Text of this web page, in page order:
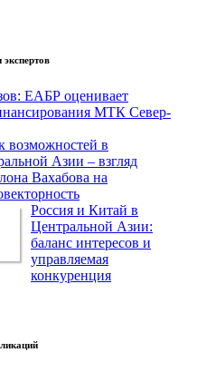
ЕАБР оценивает
МТК Север-
возможностей в
Азии – взгляд
Вахабова на
Россия и Китай в
Центральной Азии:
баланс интересов и
управляемая
конкуренция